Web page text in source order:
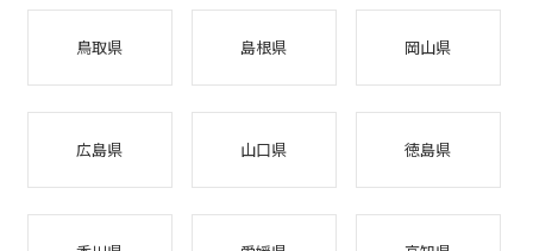
鳥取県 島根県 岡山県
広島県 山口県 徳島県